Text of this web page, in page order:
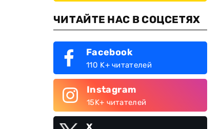
ЧИТАЙТЕ НАС В СОЦСЕТЯХ
Facebook
110 K+ читателей
Instagram
15K+ читателей